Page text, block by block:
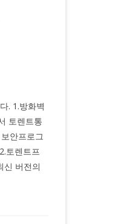
. 1.방화벽
토렌트통
안프로그
토렌트프
신 버전의